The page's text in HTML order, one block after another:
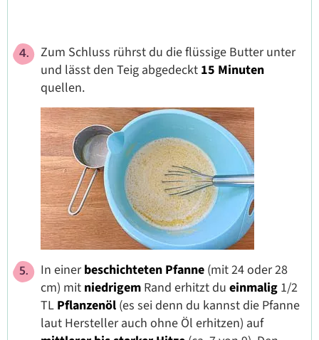
Zum Schluss rührst du die flüssige Butter unter
und lässt den Teig abgedeckt 15 Minuten
quellen.
In einerbeschichteten Pfanne (mit 24 oder 28
cm) mit niedrigem Rand erhitzt du einmalig 1/2
TL Pflanzenöl (es sei denn du kannst die Pfanne
laut Hersteller auch ohne Öl erhitzen) auf